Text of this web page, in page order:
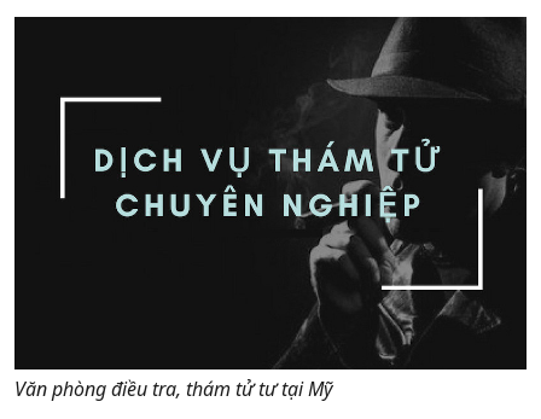
Văn phòng điều tra, thám tử tư tại Mỹ